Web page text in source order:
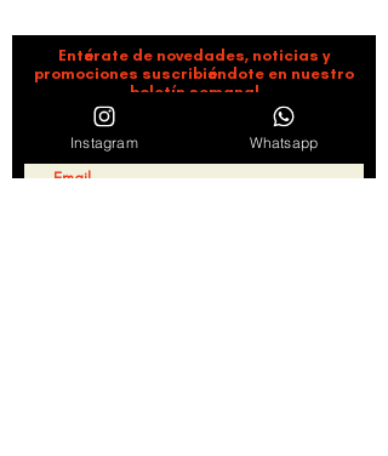
Entérate de novedades, noticias y
promociones suscribiéndote en nuestro
boletín semanal
Instagram Whatsapp